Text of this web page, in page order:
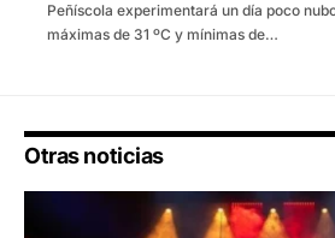
Peñíscola experimentará un día poco
máximas de 31 ºC y mínimas de…
Otras noticias